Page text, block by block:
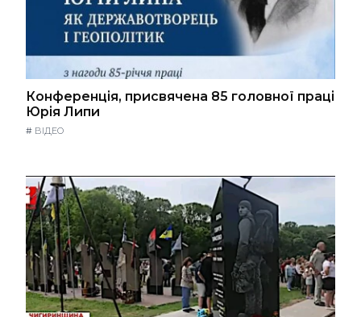
Конференція, присвячена 85 головної праці
Юрія Липи
# ВІДЕО